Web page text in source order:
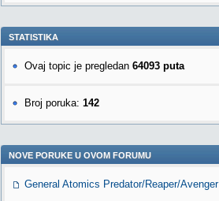
STATISTIKA
Ovaj topic je pregledan 64093 puta
Broj poruka: 142
NOVE PORUKE U OVOM FORUMU
General Atomics Predator/Reaper/Avenger